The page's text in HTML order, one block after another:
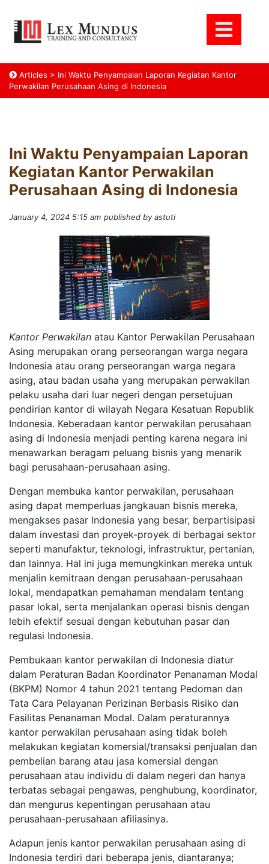
Articles > Ini Waktu Penyampaian Laporan Kegiatan Kantor
Perwakilan Perusahaan Asing di Indonesia
Ini Waktu Penyampaian Laporan
Kegiatan Kantor Perwakilan
Perusahaan Asing di Indonesia
January 4, 2024 5:15 am published by astuti
Kantor Perwakilan atau Kantor Perwakilan Perusahaan
Asing merupakan orang perseorangan warga negara
Indonesia atau orang perseorangan warga negara
asing, atau badan usaha yang merupakan perwakilan
pelaku usaha dari luar negeri dengan persetujuan
pendirian kantor di wilayah Negara Kesatuan Republik
Indonesia. Keberadaan kantor perwakilan perusahaan
asing di Indonesia menjadi penting karena negara ini
menawarkan beragam peluang bisnis yang menarik
bagi perusahaan-perusahaan asing.
Dengan membuka kantor perwakilan, perusahaan
asing dapat memperluas jangkauan bisnis mereka,
mengakses pasar Indonesia yang besar, berpartisipasi
dalam investasi dan proyek-proyek di berbagai sektor
seperti manufaktur, teknologi, infrastruktur, pertanian,
dan lainnya. Hal ini juga memungkinkan mereka untuk
menjalin kemitraan dengan perusahaan-perusahaan
lokal, mendapatkan pemahaman mendalam tentang
pasar lokal, serta menjalankan operasi bisnis dengan
lebih efektif sesuai dengan kebutuhan pasar dan
regulasi Indonesia.
Pembukaan kantor perwakilan di Indonesia diatur
dalam Peraturan Badan Koordinator Penanaman Modal
(BKPM) Nomor 4 tahun 2021 tentang Pedoman dan
Tata Cara Pelayanan Perizinan Berbasis Risiko dan
Fasilitas Penanaman Modal. Dalam peraturannya
kantor perwakilan perusahaan asing tidak boleh
melakukan kegiatan komersial/transaksi penjualan dan
pembelian barang atau jasa komersial dengan
perusahaan atau individu di dalam negeri dan hanya
terbatas sebagai pengawas, penghubung, koordinator,
dan mengurus kepentingan perusahaan atau
perusahaan-perusahaan afiliasinya.
Adapun jenis kantor perwakilan perusahaan asing di
Indonesia terdiri dari beberapa jenis, diantaranya;